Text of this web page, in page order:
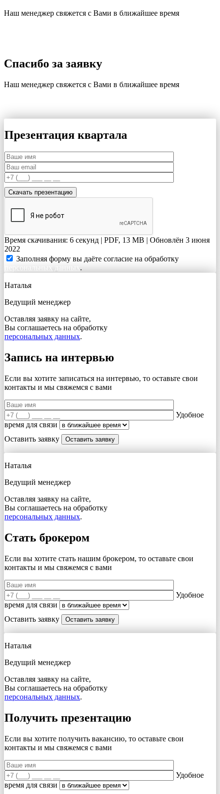
Наш менеджер свяжется с Вами в ближайшее время
Спасибо за заявку
Наш менеджер свяжется с Вами в ближайшее время
Презентация квартала
Время скачивания: 6 секунд | PDF, 13 MB | Обновлён 3 июня
2022
Заполняя форму вы даёте согласие на обработку
персональных данных .
Наталья
Ведущий менеджер
Оставляя заявку на сайте,
Вы соглашаетесь на обработку
персональных данных.
Запись на интервью
Если вы хотите записаться на интервью, то оставьте свои
контакты и мы свяжемся с вами
Удобное
время для связи
Оставить заявку
Наталья
Ведущий менеджер
Оставляя заявку на сайте,
Вы соглашаетесь на обработку
персональных данных.
Стать брокером
Если вы хотите стать нашим брокером, то оставьте свои
контакты и мы свяжемся с вами
Удобное
время для связи
Оставить заявку
Наталья
Ведущий менеджер
Оставляя заявку на сайте,
Вы соглашаетесь на обработку
персональных данных.
Получить презентацию
Если вы хотите получить вакансию, то оставьте свои
контакты и мы свяжемся с вами
Удобное
время для связи